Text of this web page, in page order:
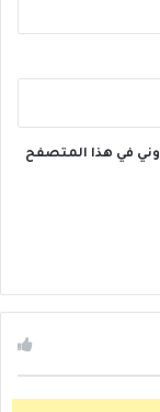
في هذا المتصفح